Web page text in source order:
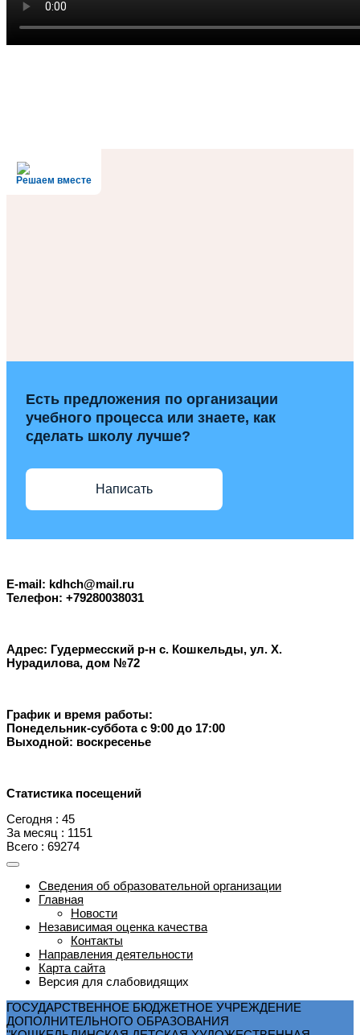
Решаем вместе
Есть предложения по организации
учебного процесса или знаете, как
сделать школу лучше?
Написать
E-mail: kdhch@mail.ru
Телефон: +79280038031
Адрес: Гудермесский р-н с. Кошкельды, ул. Х.
Нурадилова, дом №72
График и время работы:
Понедельник-суббота с 9:00 до 17:00
Выходной: воскресенье
Статистика посещений
Сегодня : 45
За месяц : 1151
Всего : 69274
Сведения об образовательной организации
Главная
Новости
Независимая оценка качества
Контакты
Направления деятельности
Карта сайта
Версия для слабовидящих
ГОСУДАРСТВЕННОЕ БЮДЖЕТНОЕ УЧРЕЖДЕНИЕ
ДОПОЛНИТЕЛЬНОГО ОБРАЗОВАНИЯ